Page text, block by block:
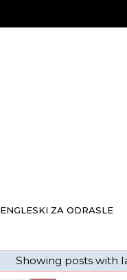
ENGLESKI ZA ODRASLE
Showing posts with